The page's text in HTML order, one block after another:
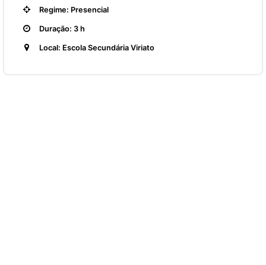
Regime: Presencial
Duração: 3 h
Local: Escola Secundária Viriato